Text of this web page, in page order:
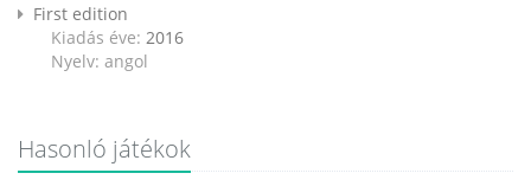
First edition
Kiadás éve: 2016
Nyelv: angol
Hasonló játékok